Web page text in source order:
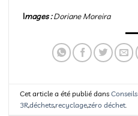
Images :Doriane Moreira
Cet article a été publié dansConseils
3R,déchets,recyclage,zéro déchet